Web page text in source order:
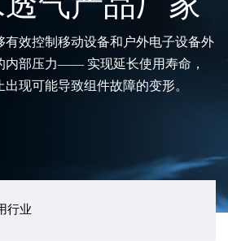
有效控制移动设备和户外电子设备外
内部压力—— 实现延长使用寿命，
现可能导致组件故障的变形。
行业